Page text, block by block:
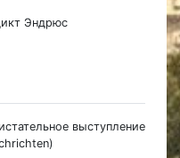
Эндрюс
выступление